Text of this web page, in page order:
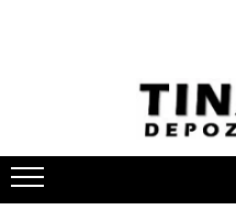
Standard
Hidrofugate